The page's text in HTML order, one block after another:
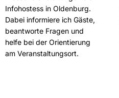
Infohostess in Oldenburg.
Dabei informiere ich Gäste,
beantworte Fragen und
helfe bei der Orientierung
am Veranstaltungsort.